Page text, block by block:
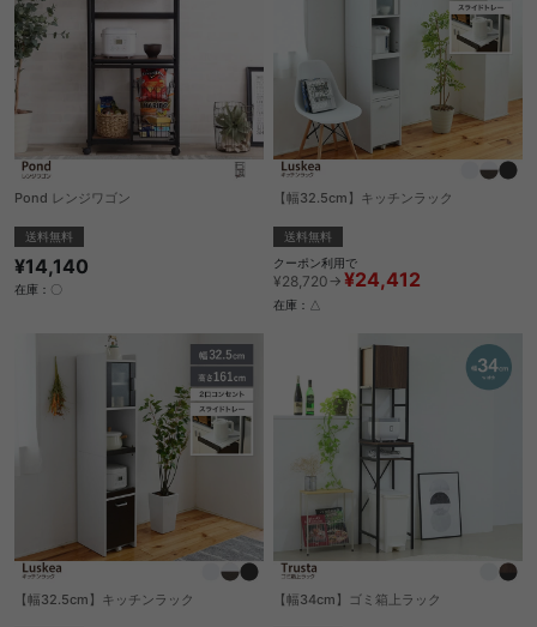
Pond レンジワゴン
送料無料
¥14,140
在庫：〇
【幅32.5cm】キッチンラック
送料無料
クーポン利用で
¥28,720→ ¥24,412
在庫：△
【幅32.5cm】キッチンラック 【幅34cm】ゴミ箱上ラック